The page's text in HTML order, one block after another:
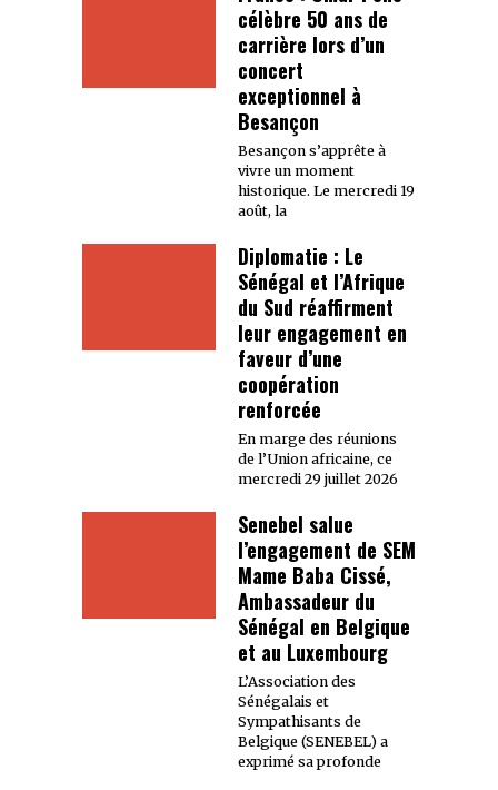
célèbre 50 ans de
carrière lors d’un
concert
exceptionnel à
Besançon
Besançon s’apprête à
vivre un moment
historique. Le mercredi 19
août, la
Diplomatie : Le
Sénégal et l’Afrique
du Sud réaffirment
leur engagement en
faveur d’une
coopération
renforcée
En marge des réunions
de l’Union africaine, ce
mercredi 29 juillet 2026
Senebel salue
l’engagement de SEM
Mame Baba Cissé,
Ambassadeur du
Sénégal en Belgique
et au Luxembourg
L’Association des
Sénégalais et
Sympathisants de
Belgique (SENEBEL) a
exprimé sa profonde